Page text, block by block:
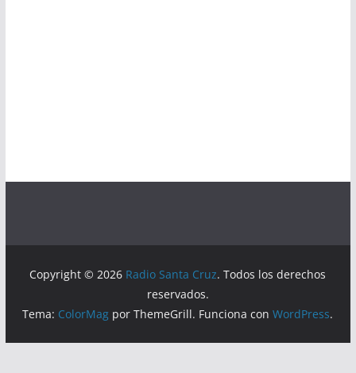
Copyright © 2026 Radio Santa Cruz. Todos los derechos
reservados.
Tema: ColorMag por ThemeGrill. Funciona conWordPress.